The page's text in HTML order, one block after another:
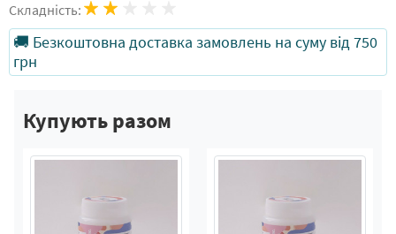
Складність:
🚚 Безкоштовна доставка замовлень на суму від 750
грн
Купують разом